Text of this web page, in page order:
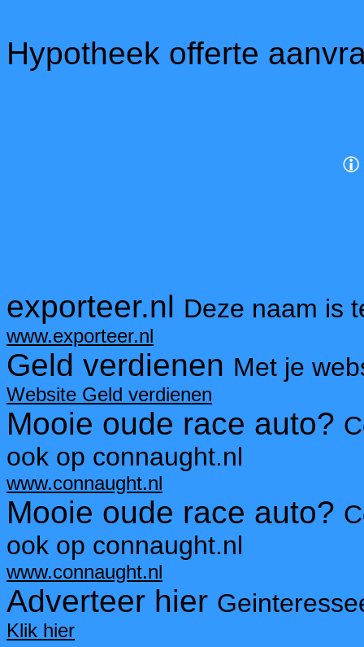
Hypotheek offerte
exporteer.nl Deze naam is
www.exporteer.nl
Geld verdienen Met je
Website Geld verdienen
Mooie oude race auto?
ook op connaught.nl
www.connaught.nl
Mooie oude race auto?
ook op connaught.nl
www.connaught.nl
Adverteer hier
Klik hier